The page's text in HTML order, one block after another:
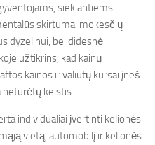
siekiantiems
skirtumai mokesčių
dyzelinui, bei didesnė
užtikrins, kad kainų
kainos ir valiutų kursai įneš
neturėtų keistis.
individualiai įvertinti kelionės
vietą, automobilį ir kelionės